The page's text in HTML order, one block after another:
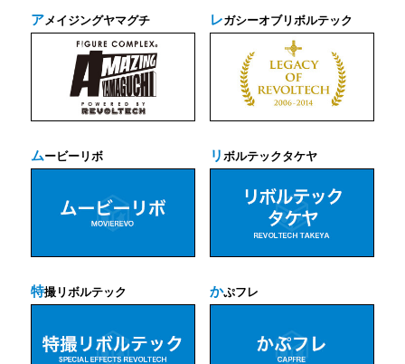
アメイジングヤマグチ レガシーオブリボルテック
ムービーリボ リ ボルテックタケヤ
特撮リボルテック かぷフレ